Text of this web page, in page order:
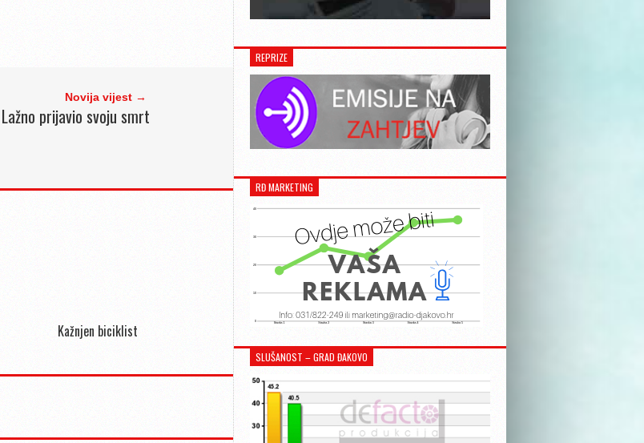
Novija vijest →
Lažno prijavio svoju smrt
Kažnjen biciklist
REPRIZE
RĐ MARKETING
SLUŠANOST – GRAD ĐAKOVO